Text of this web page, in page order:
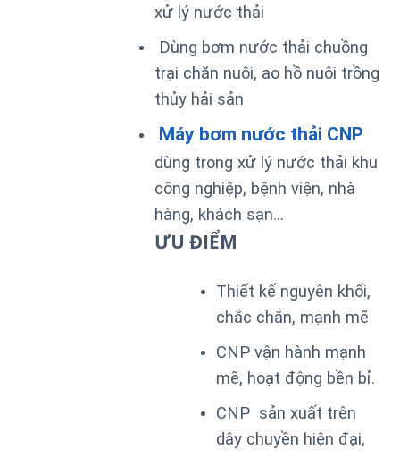
xử lý nước thải
Dùng bơm nước thải chuồng
trại chăn nuôi, ao hồ nuôi trồng
thủy hải sản
Máy bơm nước thải CNP
dùng trong xử lý nước thải khu
công nghiệp, bệnh viện, nhà
hàng, khách sạn…
ƯU ĐIỂM
Thiết kế nguyên khối,
chắc chắn, mạnh mẽ
CNP vận hành mạnh
mẽ, hoạt động bền bỉ.
CNP sản xuất trên
dây chuyền hiện đại,